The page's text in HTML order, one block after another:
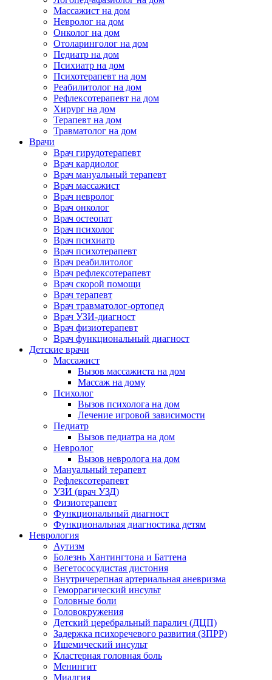
Массажист на дом
Невролог на дом
Онколог на дом
Отоларинголог на дом
Педиатр на дом
Психиатр на дом
Психотерапевт на дом
Реабилитолог на дом
Рефлексотерапевт на дом
Хирург на дом
Терапевт на дом
Травматолог на дом
Врачи
Врач гирудотерапевт
Врач кардиолог
Врач мануальный терапевт
Врач массажист
Врач невролог
Врач онколог
Врач остеопат
Врач психолог
Врач психиатр
Врач психотерапевт
Врач реабилитолог
Врач рефлексотерапевт
Врач скорой помощи
Врач терапевт
Врач травматолог-ортопед
Врач УЗИ-диагност
Врач физиотерапевт
Врач функциональный диагност
Детские врачи
Массажист
Вызов массажиста на дом
Массаж на дому
Психолог
Вызов психолога на дом
Лечение игровой зависимости
Педиатр
Вызов педиатра на дом
Невролог
Вызов невролога на дом
Мануальный терапевт
Рефлексотерапевт
УЗИ (врач УЗД)
Физиотерапевт
Функциональный диагност
Функциональная диагностика детям
Неврология
Аутизм
Болезнь Хантингтона и Баттена
Вегетососудистая дистония
Внутричерепная артериальная аневризма
Геморрагический инсульт
Головные боли
Головокружения
Детский церебральный паралич (ДЦП)
Задержка психоречевого развития (ЗПРР)
Ишемический инсульт
Кластерная головная боль
Менингит
Миалгия